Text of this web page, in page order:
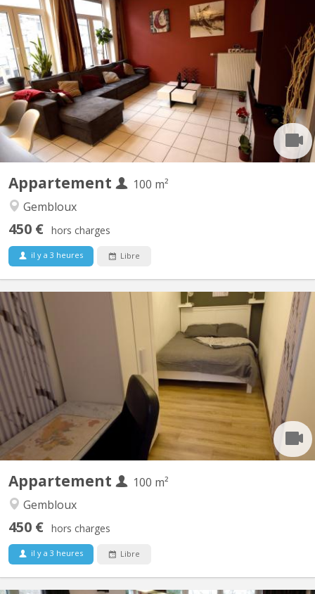
Appartement
100 m²
Gembloux
450 € hors charges
il y a 3 heures Libre
KV 1926
Belle Coloc en plein centre, au calme, non loin de la gare, près
des commerces et à une minute de la faculté d'agronomie vous
bénéficierez d'un lit double et un bureau dans une chambre avec
vue sur jardin. Salle de bain spacieuse. Cuisine ouverte donnant
sur le séjour. Touts deux moderne et très...
Appartement
100 m²
Gembloux
450 € hors charges
il y a 3 heures Libre
KV 1927
Belle coloc full équipée et meublée, en plein centre, au calme,
non loin de la gare, près des commerces et à une minute de la
faculté d'agronomie vous bénéficierez d'un lit double et un
bureau dans une chambre avec vue sur jardin. Salle de bain
spacieuse. Cuisine ouverte donnant sur le séjour....